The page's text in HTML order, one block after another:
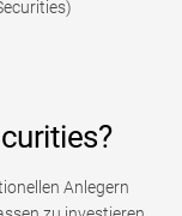
Anlegern